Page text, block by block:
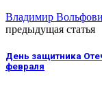
Владимир
предыдущая статья
День защитника
февраля